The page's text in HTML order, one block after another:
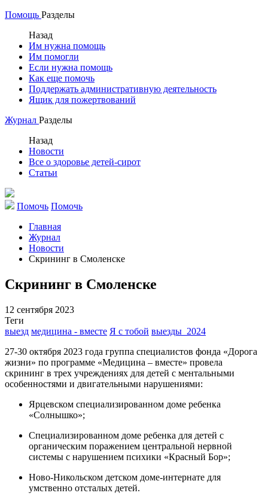
Помощь Разделы
Назад
Им нужна помощь
Им помогли
Если нужна помощь
Как еще помочь
Поддержать административную деятельность
Ящик для пожертвований
Журнал Разделы
Назад
Новости
Все о здоровье детей-сирот
Статьи
Помочь Помочь
Главная
Журнал
Новости
Скрининг в Смоленске
Скрининг в Смоленске
12 сентября 2023
Теги
выезд медицина - вместе Я с тобой выезды_2024
27-30 октября 2023 года группа специалистов фонда «Дорога
жизни» по программе «Медицина – вместе» провела
скрининг в трех учреждениях для детей с ментальными
особенностями и двигательными нарушениями:
Ярцевском специализированном доме ребенка
«Солнышко»;
Специализированном доме ребенка для детей с
органическим поражением центральной нервной
системы с нарушением психики «Красный Бор»;
Ново-Никольском детском доме-интернате для
умственно отсталых детей.